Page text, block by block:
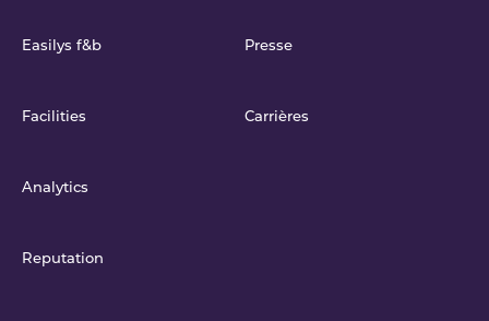
Easilys f&b
Facilities
Analytics
Reputation
Presse
Carrières